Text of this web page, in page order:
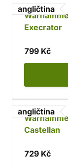
angličtina
Execrator
799 Kč
angličtina
Castellan
729 Kč